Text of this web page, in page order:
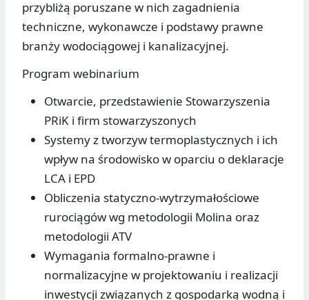
przybliżą poruszane w nich zagadnienia
techniczne, wykonawcze i podstawy prawne
branży wodociągowej i kanalizacyjnej.
Program webinarium
Otwarcie, przedstawienie Stowarzyszenia
PRiK i firm stowarzyszonych
Systemy z tworzyw termoplastycznych i ich
wpływ na środowisko w oparciu o deklaracje
LCA i EPD
Obliczenia statyczno-wytrzymałościowe
rurociągów wg metodologii Molina oraz
metodologii ATV
Wymagania formalno-prawne i
normalizacyjne w projektowaniu i realizacji
inwestycji związanych z gospodarką wodną i